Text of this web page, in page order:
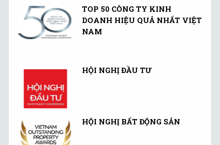
TOP 50 CÔNG TY KINH
DOANH HIỆU QUẢ NHẤT VIỆT
NAM
HỘI NGHỊ ĐẦU TƯ
HỘI NGHỊ BẤT ĐỘNG SẢN